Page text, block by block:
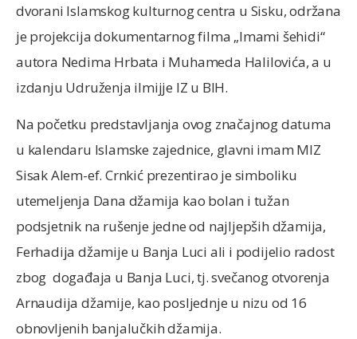
dvorani Islamskog kulturnog centra u Sisku, održana
je projekcija dokumentarnog filma „Imami šehidi“
autora Nedima Hrbata i Muhameda Halilovića, a u
izdanju Udruženja ilmijje IZ u BIH.
Na početku predstavljanja ovog značajnog datuma
u kalendaru Islamske zajednice, glavni imam MIZ
Sisak Alem-ef. Crnkić prezentirao je simboliku
utemeljenja Dana džamija kao bolan i tužan
podsjetnik na rušenje jedne od najljepših džamija,
Ferhadija džamije u Banja Luci ali i podijelio radost
zbog događaja u Banja Luci, tj. svečanog otvorenja
Arnaudija džamije, kao posljednje u nizu od 16
obnovljenih banjalučkih džamija.